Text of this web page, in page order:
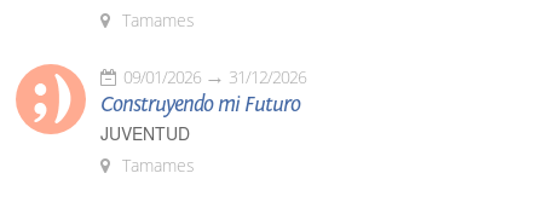
Tamames
09/01/2026 31/12/2026
Construyendo mi Futuro
JUVENTUD
Tamames